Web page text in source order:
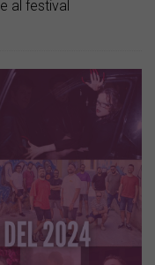
al festival